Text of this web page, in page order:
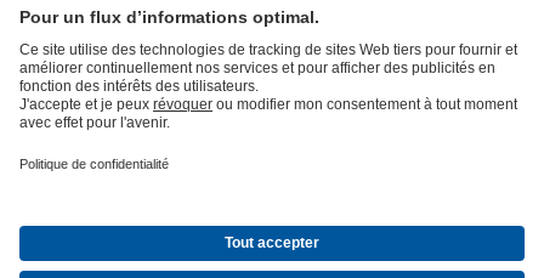
IndustrieBâtimentÉnergie
À propos de KSBÉvènementsPresseCarrièresMédias sociaux